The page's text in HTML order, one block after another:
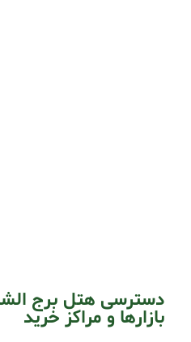
دسترسی هتل برج
بازارها و مراکز خرید